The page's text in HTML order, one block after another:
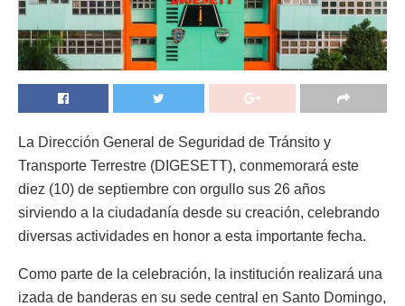
La Dirección General de Seguridad de Tránsito y
Transporte Terrestre (DIGESETT), conmemorará este
diez (10) de septiembre con orgullo sus 26 años
sirviendo a la ciudadanía desde su creación, celebrando
diversas actividades en honor a esta importante fecha.
Como parte de la celebración, la institución realizará una
izada de banderas en su sede central en Santo Domingo,